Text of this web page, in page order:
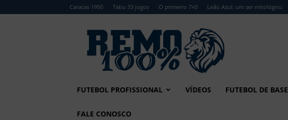
Caracas 1950 Tabu 33 jogos O primeiro 7×0 Leão Azul: um ser mitológico
Remo
FUTEBOL PROFISSIONAL VÍDEOS FUTEBOL DE BASE
FALE CONOSCO